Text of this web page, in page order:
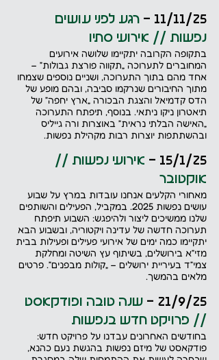
11/11/25 -
רגע לפני עושים
נפשות // אירועי סתיו
בתקופה הקרובה יתקיימו שלושה אירועים
המחוברים לתערוכה „תקווה פורצת גבולות” –
אחד מהם בתוך התערוכה, ושניים נוספים שצמחו
מתוך החיבורים שנרקמו סביבה, ובהם מופע של
הדס קדמיאל והצגת הבכורה „ארץ יחפה” של
תיאטרון ניקו ניתאי. בנוסף, תיפתח התערוכה
„האישה הבלתי נראית” באוצרות ורה גייליס
ובהשתתפות יוצרות רבות מקהילת נפשות.
15/1/25 -
אירועי נפשות //
אוקטובר
מאחורי הקלעים אנחנו עובדות במרץ על שבוע
עושים נפשות 2025. במקביל, הפעילים והשותפים
שלנו ממשיכים ליצור ולהיפגש: השבוע תיפתח
תערוכה חדשה של עדינה ויקטוריה, ובשבוע הבא
יתקיימו כמה ימים של אירועי פעילים ופעילות בבית
מזי״א בירושלים, בשיתוף עץ השיטה ומחלקת
צמי״ד בעיריית ירושלים – „קולות מבפנים”. פרטים
מלאים בהמשך.
21/9/25 -
שנה טובה ופודקאסט
// פרויקט חדש בנפשות
בחודשים האחרונים עבדנו על פרויקט חדש:
פודקאסט של מיזם נפשות בהגשת נעם כהנא,